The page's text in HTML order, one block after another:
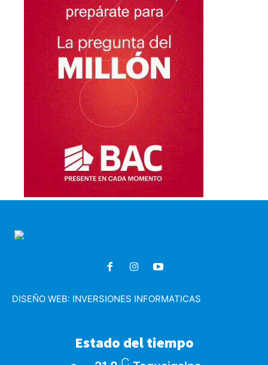
DISEÑO WEB: INVERSIONES INFORMATICAS
Estado del tiempo